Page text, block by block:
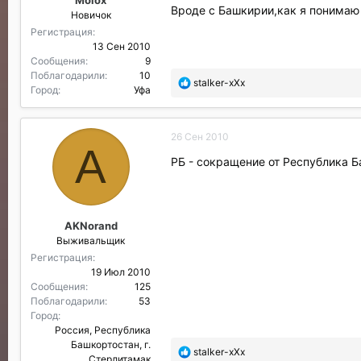
л
Новичок
Регистрация
13 Сен 2010
Сообщения
9
Поблагодарили
10
Город
Уфа
Вроде с Башкирии,как я понимаю
П
б
а
о
stalker-xXx
A
AKNorand
Выживальщик
Регистрация
19 Июл 2010
Сообщения
125
Поблагодарили
53
Город
Россия, Республика
Башкортостан, г.
26 Сен 2010
РБ - сокращение от Республика
П
stalker-xXx